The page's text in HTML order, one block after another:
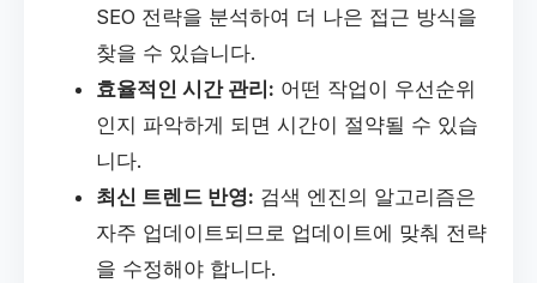
SEO 전략을 분석하여 더 나은 접근 방식을
찾을 수 있습니다.
효율적인 시간 관리: 어떤 작업이 우선순위
인지 파악하게 되면 시간이 절약될 수 있습
니다.
최신 트렌드 반영: 검색 엔진의 알고리즘은
자주 업데이트되므로 업데이트에 맞춰 전략
을 수정해야 합니다.